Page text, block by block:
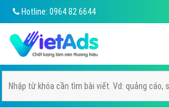
Hotline: 0964 82 6644